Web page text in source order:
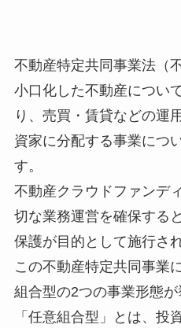
不動産特定共同事業法（
小口化した不動産につい
り、売買・賃貸などの運
資家に分配する事業につ
す。
不動産クラウドファンデ
切な業務運営を確保する
保護が目的として施行さ
この不動産特定共同事業
組合型の2つの事業形態が
「任意組合型」とは、投